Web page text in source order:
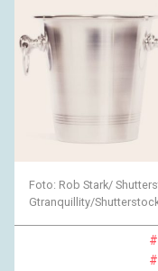
Foto: Rob Stark/
Gtranquillity/